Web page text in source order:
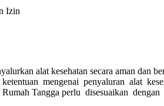
Izin
alat kesehatan secara aman dan
mengenai penyaluran alat
Tangga perlu disesuaikan